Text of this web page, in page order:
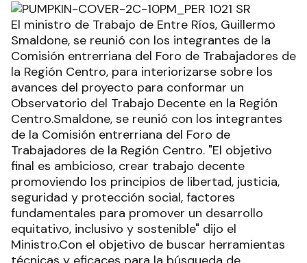
El ministro de Trabajo de Entre Ríos, Guillermo
Smaldone, se reunió con los integrantes de la
Comisión entrerriana del Foro de Trabajadores de
la Región Centro, para interiorizarse sobre los
avances del proyecto para conformar un
Observatorio del Trabajo Decente en la Región
Centro.Smaldone, se reunió con los integrantes
de la Comisión entrerriana del Foro de
Trabajadores de la Región Centro. "El objetivo
final es ambicioso, crear trabajo decente
promoviendo los principios de libertad, justicia,
seguridad y protección social, factores
fundamentales para promover un desarrollo
equitativo, inclusivo y sostenible" dijo el
Ministro.Con el objetivo de buscar herramientas